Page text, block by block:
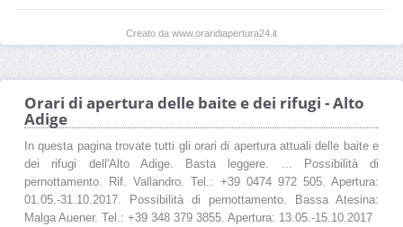
Creato da www.oraridiapertura24.it
Orari di apertura delle baite e dei rifugi - Alto
Adige
In questa pagina trovate tutti gli orari di apertura attuali delle baite e
dei rifugi dell'Alto Adige. Basta leggere. ... Possibilità di
pernottamento. Rif. Vallandro. Tel.: +39 0474 972 505. Apertura:
01.05.-31.10.2017. Possibilità di pernottamento. Bassa Atesina:
Malga Auener. Tel.: +39 348 379 3855. Apertura: 13.05.-15.10.2017